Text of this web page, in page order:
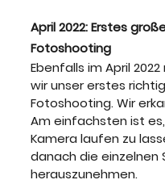
April 2022: Erstes
Fotoshooting
Ebenfalls im April
wir unser erstes
Fotoshooting. Wir
Am einfachsten ist
Kamera laufen zu
danach die einzelnen
herauszunehmen.